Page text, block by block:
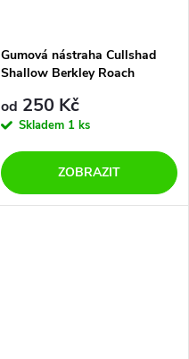
Gumová nástraha Cullshad
Shallow Berkley Roach
od 250 Kč
Skladem 1 ks
ZOBRAZIT